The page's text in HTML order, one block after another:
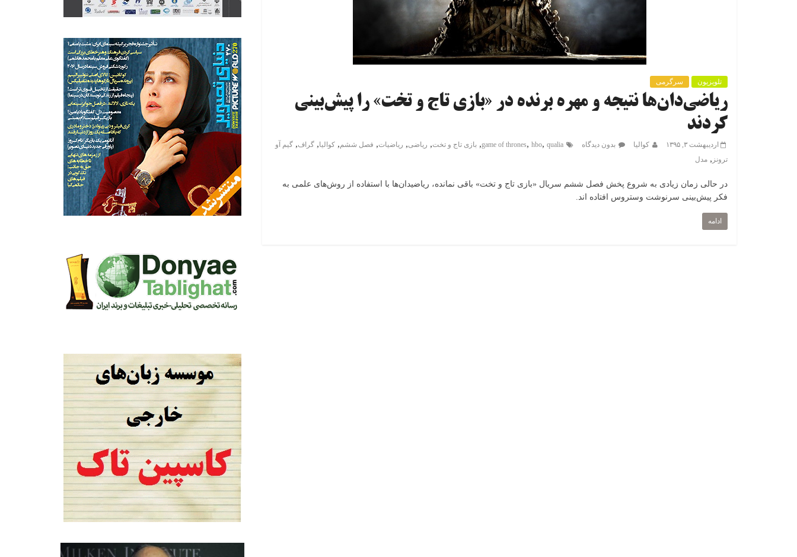
تلویزیون سرگرمی
ریاضی‌دان‌ها نتیجه و مهره برنده در «بازی تاج و تخت» را پیش‌بینی
کردند
اردیبهشت ۳, ۱۳۹۵ کوالیا بدون دیدگاه game of thrones, hbo, qualia
, بازی تاج و تخت, ریاضی, ریاضیات, فصل ششم, کوالیا, گراف, گیم آو
ترونز , مدل
در حالی زمان زیادی به شروع پخش فصل ششم سریال «بازی تاج و تخت» باقی نمانده، ریاضیدان‌ها با استفاده از روش‌های علمی به
فکر پیش‌بینی سرنوشت وستروس افتاده اند.
ادامه